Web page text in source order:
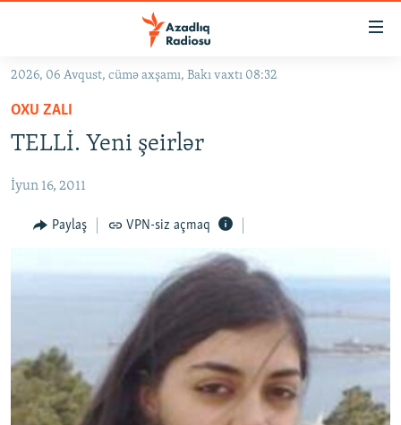
Əsas
qayıt
Əsas
qayıt
#İZAHLA
#ƏSLINDƏ
FƏRQƏ BAX
VIDEO
FOTOQALEREYA
İNFOQRAFIKA
RADIO ARXIV
OXU ZALI
AZƏRBAYCAN ƏDƏBIYYATI KITABXANASI
HAQQIMIZDA
MISSIYAMIZ
2026, 06 Avqust, cümə axşamı, Bakı vaxtı 08:32
OXU ZALI
TELLİ. Yeni şeirlər
İyun 16, 2011
Paylaş VPN-siz açmaq